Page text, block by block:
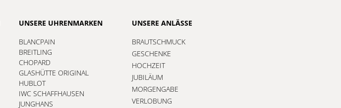
UNSERE UHRENMARKEN
BLANCPAIN
BREITLING
CHOPARD
GLASHÜTTE ORIGINAL
HUBLOT
IWC SCHAFFHAUSEN
JUNGHANS
UNSERE ANLÄSSE
BRAUTSCHMUCK
GESCHENKE
HOCHZEIT
JUBILÄUM
MORGENGABE
VERLOBUNG